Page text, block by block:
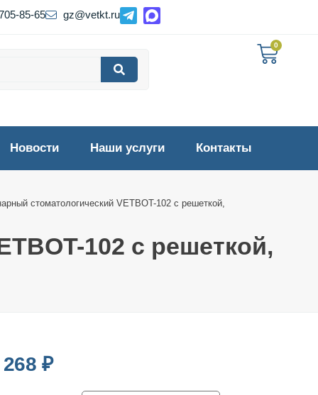
85-65 gz@vetkt.ru
0
Новости Наши услуги Контакты
стоматологический VETBOT-102 с решеткой,
102 с решеткой,
₽